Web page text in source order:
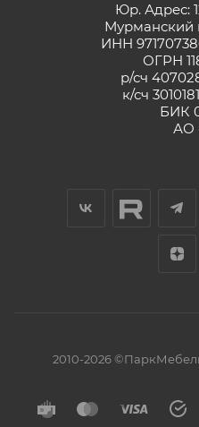
Юр. Адрес:
Мурманский
ИНН
ОГРН
р/сч
к/сч
БИК
АО
2010-2026